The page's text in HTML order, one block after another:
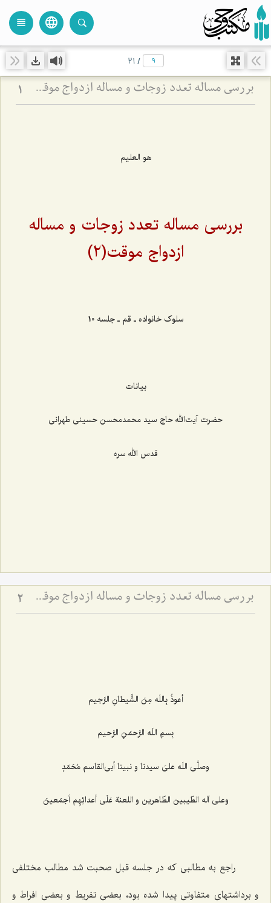
language
view_headline
/
21
بررسی مساله تعدد زوجات و مساله ازدواج موقت(2) 1
هو العلیم
بررسی مساله تعدد زوجات و مساله
ازدواج موقت(2)
سلوک خانواده ـ قم ـ جلسه 10
بیانات
حضرت آیت‌الله حاج سید محمدمحسن حسینی طهرانی
قدس الله سره
بررسی مساله تعدد زوجات و مساله ازدواج موقت(2) 2
أعوذُ بِاللَه مِنَ الشَّیطانِ الرَّجیم‌
بِسمِ اللَه الرَّحمَنِ الرَّحیم‌
وصلَّى اللَه علىَ سیدنا و نبینا أبى‌القاسم مُحَمّدٍ
وعلى آله الطّیبین الطّاهرین و اللعنة عَلَى أعدائِهِم أجمَعینَ‌
راجع به مطالبی که در جلسه قبل صحبت شد مطالب مختلفی
و برداشتهای متفاوتی پیدا شده بود، بعضی تفریط و بعضی افراط و